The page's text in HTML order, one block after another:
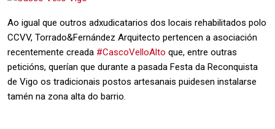
Ao igual que outros adxudicatarios dos locais rehabilitados polo
CCVV, Torrado&Fernández Arquitecto pertencen a asociación
recentemente creada #CascoVelloAlto que, entre outras
peticións, querían que durante a pasada Festa da Reconquista
de Vigo os tradicionais postos artesanais puidesen instalarse
tamén na zona alta do barrio.